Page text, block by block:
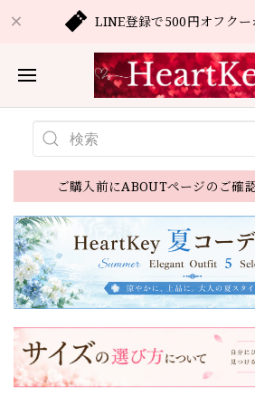
LINE登録で500円オフクー
ご購入前にABOUTページのご確